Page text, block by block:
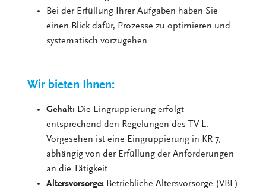
Bei der Erfüllung Ihrer Aufgaben haben Sie
einen Blick dafür, Prozesse zu optimieren und
systematisch vorzugehen
Wir bieten Ihnen:
Gehalt: Die Eingruppierung erfolgt
entsprechend den Regelungen des TV-L.
Vorgesehen ist eine Eingruppierung in KR 7,
abhängig von der Erfüllung der Anforderungen
an die Tätigkeit
Altersvorsorge: Betriebliche Altersvorsorge (VBL)